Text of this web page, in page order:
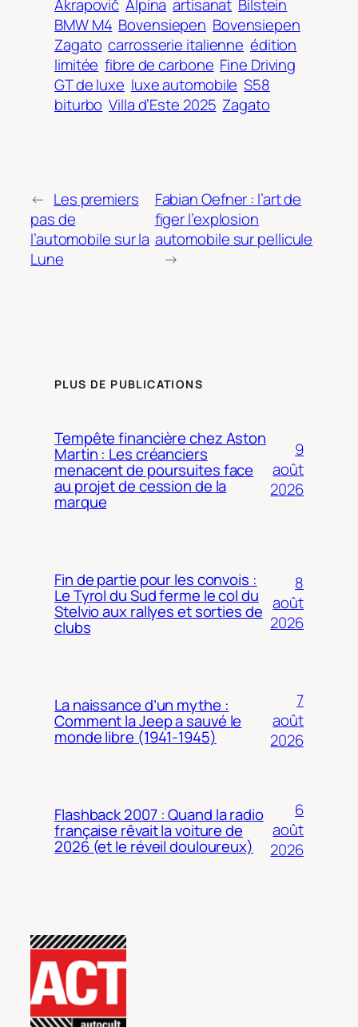
Akrapovič Alpina artisanat Bilstein
BMW M4 Bovensiepen Bovensiepen
Zagato carrosserie italienne édition
limitée fibre de carbone Fine Driving
GT de luxe luxe automobile S58
biturbo Villa d’Este 2025 Zagato
← Les premiers
pas de
l’automobile sur la
Lune
Fabian Oefner : l’art de
figer l’explosion
automobile sur pellicule
→
PLUS DE PUBLICATIONS
Tempête financière chez Aston
Martin : Les créanciers
menacent de poursuites face
au projet de cession de la
marque
9
août
2026
Fin de partie pour les convois :
Le Tyrol du Sud ferme le col du
Stelvio aux rallyes et sorties de
clubs
8
août
2026
La naissance d’un mythe :
Comment la Jeep a sauvé le
monde libre (1941-1945)
7
août
2026
Flashback 2007 : Quand la radio
française rêvait la voiture de
2026 (et le réveil douloureux)
6
août
2026